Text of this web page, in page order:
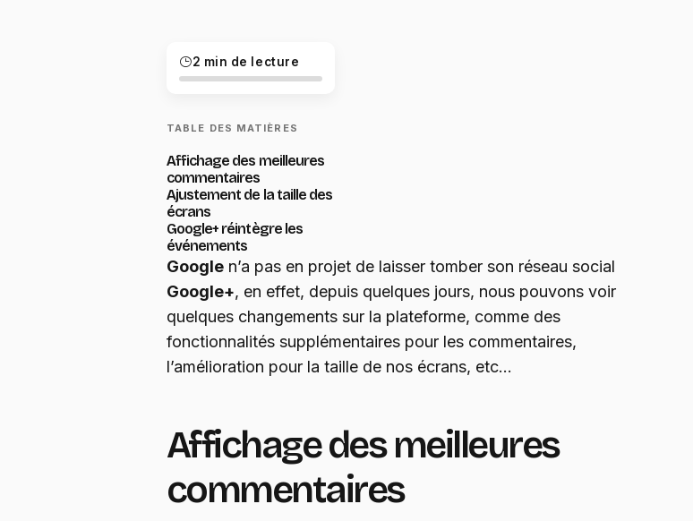
2 min de lecture
TABLE DES MATIÈRES
Affichage des meilleures
commentaires
Ajustement de la taille des
écrans
Google+ réintègre les
événements
Google n’a pas en projet de laisser tomber son réseau social
Google+, en effet, depuis quelques jours, nous pouvons voir
quelques changements sur la plateforme, comme des
fonctionnalités supplémentaires pour les commentaires,
l’amélioration pour la taille de nos écrans, etc…
Affichage des meilleures
commentaires